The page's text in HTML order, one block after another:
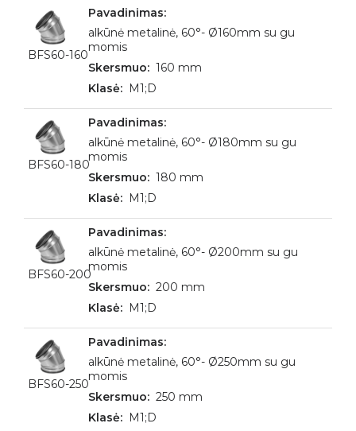
BFS60-160
alkūnė metalinė, 60°- Ø160mm su gu
momis
160 mm
M1;D
BFS60-180
alkūnė metalinė, 60°- Ø180mm su gu
momis
180 mm
M1;D
BFS60-200
alkūnė metalinė, 60°- Ø200mm su gu
momis
200 mm
M1;D
BFS60-250
alkūnė metalinė, 60°- Ø250mm su gu
momis
250 mm
M1;D